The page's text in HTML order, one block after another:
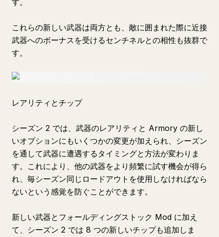
す。
これらの新しい武器は両方とも、敵に囲まれた際に近接
武器へのボーナスを受けるセンチネルとの相性も抜群で
す。
レアリティとチップ
シーズン 2 では、武器のレアリティと Armory の新し
いオプションにもいくつかの変更が加えられ、シーズン
を通して武器に遭遇するタイミングと方法が変わりま
す。これにより、他の武器をより頻繁に試す機会が得ら
れ、毎シーズン同じロードアウトを使用しなければなら
ないという感覚を防ぐことができます。
新しい武器とフォールディングストック Mod に加え
て、シーズン 2 では 8 つの新しいチップも追加しま